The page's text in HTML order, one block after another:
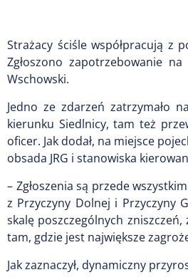
Strażacy ściśle współpracują z
Zgłoszono zapotrzebowanie
Wschowski.
Jedno ze zdarzeń zatrzymało
kierunku Siedlnicy, tam też
oficer. Jak dodał, na miejsce
obsada JRG i stanowiska
– Zgłoszenia są przede
z Przyczyny Dolnej i Przyczyny
skalę poszczególnych
tam, gdzie jest największe
Jak zaznaczył, dynamiczny